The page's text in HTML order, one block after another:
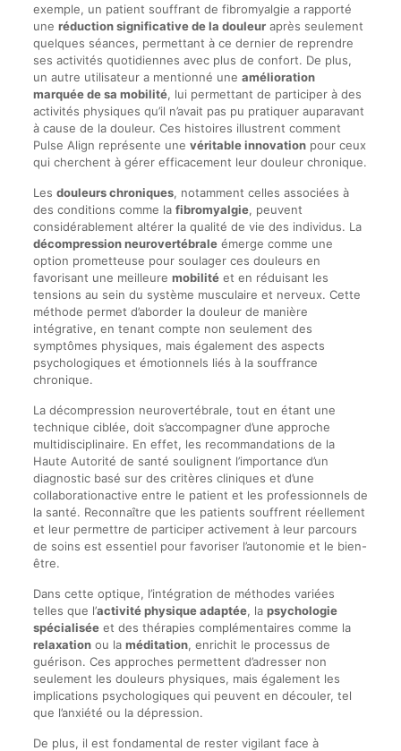
exemple, un patient souffrant de fibromyalgie a rapporté
une réduction significative de la douleuraprès seulement
quelques séances, permettant à ce dernier de reprendre
ses activités quotidiennes avec plus de confort. De plus,
un autre utilisateur a mentionné une amélioration
marquée de sa mobilité, lui permettant de participer à des
activités physiques qu’il n’avait pas pu pratiquer auparavant
à cause de la douleur. Ces histoires illustrent comment
Pulse Align représente une véritable innovationpour ceux
qui cherchent à gérer efficacement leur douleur chronique.
Les douleurs chroniques, notamment celles associées à
des conditions comme la fibromyalgie, peuvent
considérablement altérer la qualité de vie des individus. La
décompression neurovertébraleémerge comme une
option prometteuse pour soulager ces douleurs en
favorisant une meilleure mobilitéet en réduisant les
tensions au sein du système musculaire et nerveux. Cette
méthode permet d’aborder la douleur de manière
intégrative, en tenant compte non seulement des
symptômes physiques, mais également des aspects
psychologiques et émotionnels liés à la souffrance
chronique.
La décompression neurovertébrale, tout en étant une
technique ciblée, doit s’accompagner d’une approche
multidisciplinaire. En effet, les recommandations de la
Haute Autorité de santé soulignent l’importance d’un
diagnostic basé sur des critères cliniques et d’une
collaborationactive entre le patient et les professionnels de
la santé. Reconnaître que les patients souffrent réellement
et leur permettre de participer activement à leur parcours
de soins est essentiel pour favoriser l’autonomie et le bien-
être.
Dans cette optique, l’intégration de méthodes variées
telles que l’activité physique adaptée, la psychologie
spécialiséeet des thérapies complémentaires comme la
relaxationou la méditation, enrichit le processus de
guérison. Ces approches permettent d’adresser non
seulement les douleurs physiques, mais également les
implications psychologiques qui peuvent en découler, tel
que l’anxiété ou la dépression.
De plus, il est fondamental de rester vigilant face à